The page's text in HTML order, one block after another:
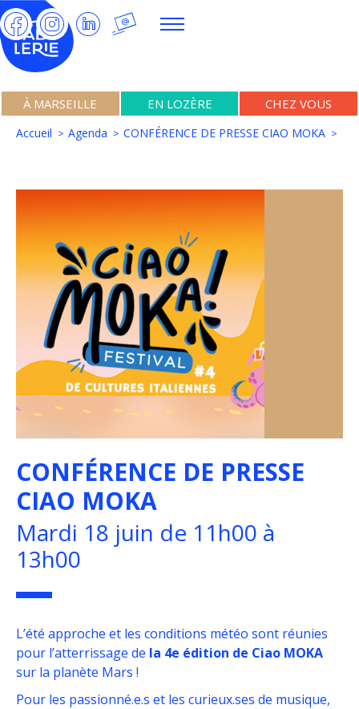
À MARSEILLE EN LOZÈRE CHEZ VOUS
Accueil Agenda CONFÉRENCE DE PRESSE CIAO MOKA
CONFÉRENCE DE PRESSE
CIAO MOKA
Mardi 18 juin de 11h00 à
13h00
L’été approche et les conditions météo sont réunies
pour l’atterrissage de la 4e édition de Ciao MOKA
sur la planète Mars !
Pour les passionné.e.s et les curieux.ses de musique,